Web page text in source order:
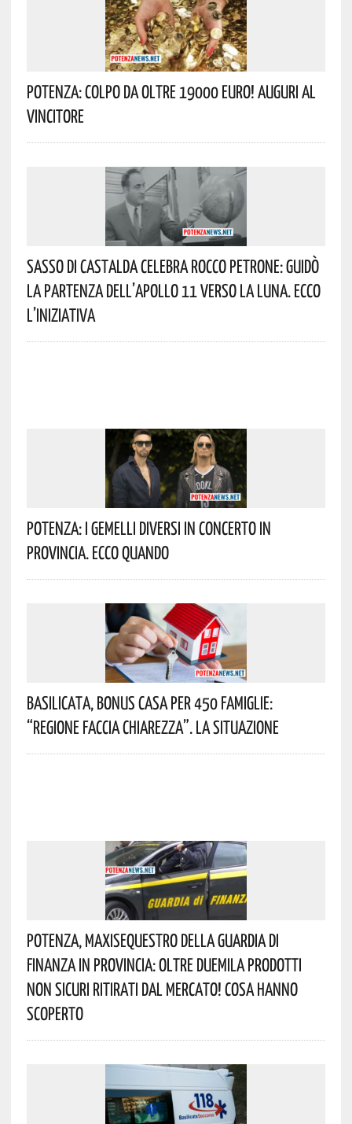
Potenza: Colpo Da Oltre 19000 Euro! Auguri Al
Vincitore
Sasso Di Castalda Celebra Rocco Petrone: Guidò
La Partenza Dell’Apollo 11 Verso La Luna. Ecco
L’iniziativa
Potenza: I Gemelli DiVersi In Concerto In
Provincia. Ecco Quando
Basilicata, Bonus Casa Per 450 Famiglie:
“Regione Faccia Chiarezza”. La Situazione
Potenza, Maxisequestro Della Guardia Di
Finanza In Provincia: Oltre Duemila Prodotti
Non Sicuri Ritirati Dal Mercato! Cosa Hanno
Scoperto